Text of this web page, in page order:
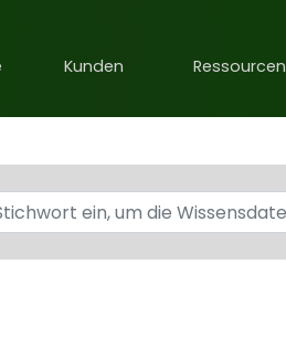
Kunden Ressourcen